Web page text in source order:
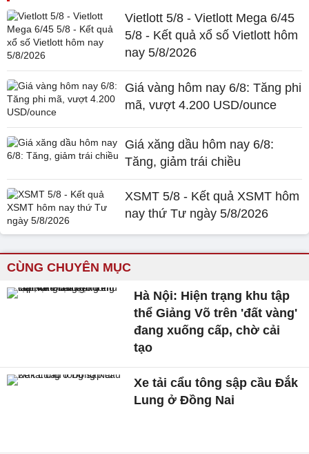
Vietlott 5/8 - Vietlott Mega 6/45
5/8 - Kết quả xổ số Vietlott hôm
nay 5/8/2026
Giá vàng hôm nay 6/8: Tăng phi
mã, vượt 4.200 USD/ounce
Giá xăng dầu hôm nay 6/8:
Tăng, giảm trái chiều
XSMT 5/8 - Kết quả XSMT hôm
nay thứ Tư ngày 5/8/2026
CÙNG CHUYÊN MỤC
Hà Nội: Hiện trạng khu tập
thể Giảng Võ trên 'đất vàng'
đang xuống cấp, chờ cải
tạo
Xe tải cẩu tông sập cầu Đắk
Lung ở Đồng Nai